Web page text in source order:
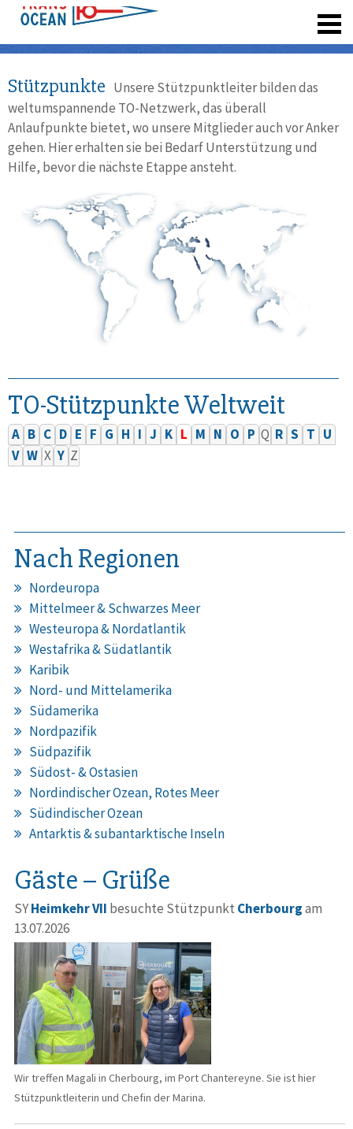
Stützpunkte Unsere Stützpunktleiter bilden das
weltumspannende TO-Netzwerk, das überall
Anlaufpunkte bietet, wo unsere Mitglieder auch vor Anker
gehen. Hier erhalten sie bei Bedarf Unterstützung und
Hilfe, bevor die nächste Etappe ansteht.
TO-Stützpunkte Weltweit
A B C D E F G H I J K L M N O P Q R S T U
V W X Y Z
Nach Regionen
Nordeuropa
Mittelmeer & Schwarzes Meer
Westeuropa & Nordatlantik
Westafrika & Südatlantik
Karibik
Nord- und Mittelamerika
Südamerika
Nordpazifik
Südpazifik
Südost- & Ostasien
Nordindischer Ozean, Rotes Meer
Südindischer Ozean
Antarktis & subantarktische Inseln
Gäste – Grüße
SYHeimkehr VII besuchte Stützpunkt Cherbourgam
13.07.2026
Wir treffen Magali in Cherbourg, im Port Chantereyne. Sie ist hier
Stützpunktleiterin und Chefin der Marina.